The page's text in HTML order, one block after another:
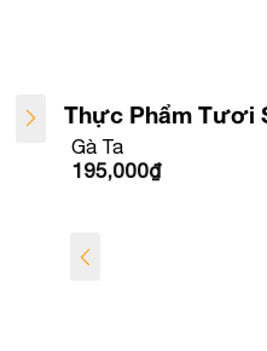
Thực Phẩm Tươi
Gà Ta
195,000₫